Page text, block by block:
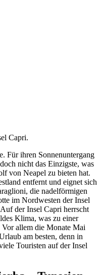
Capri.
Für ihren Sonnenuntergang
nicht das Einzigste, was
von Neapel zu bieten hat.
entfernt und eignet sich
die nadelförmigen
im Nordwesten der Insel
der Insel Capri herrscht
Klima, was zu einer
allem die Monate Mai
am besten, denn in
Touristen auf der Insel